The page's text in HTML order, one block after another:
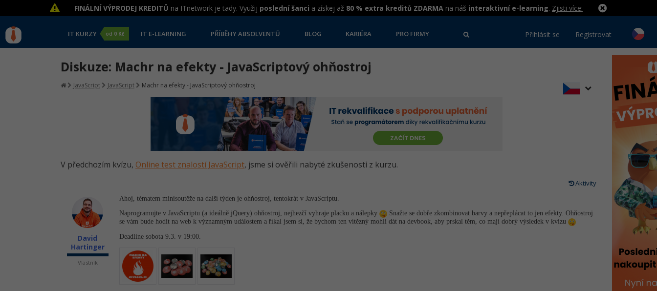
FINÁLNÍ VÝPRODEJ KREDITŮ na ITnetwork je tady. Využij poslední šanci a získej až 80 % extra kreditů ZDARMA na náš interaktivní e-learning. Zjisti více:
IT KURZY od 0 Kč IT E-LEARNING PŘÍBĚHY ABSOLVENTŮ BLOG KARIÉRA PRO FIRMY Přihlásit se Registrovat
Diskuze: Machr na efekty - JavaScriptový ohňostroj
JavaScript JavaScript Machr na efekty - JavaScriptový ohňostroj
V předchozím kvízu, Online test znalostí JavaScript, jsme si ověřili nabyté zkušenosti z kurzu.
Aktivity
David
Hartinger
Vlastník
Ahoj, tématem minisoutěže na další týden je ohňostroj, tentokrát v JavaScriptu.
Naprogramujte v JavaScriptu (a ideálně jQuery) ohňostroj, nejhezčí vyhraje placku a nálepky
Snažte se dobře zkombinovat barvy a nepřeplácat to jen efekty. Ohňostroj
se vám bude hodit na web k významným událostem a říkal jsem si, že bychom ten vítězný mohli dát na devbook, aby prskal těm, co mají dobrý výsledek v kvízu
Deadline sobota 9.3. v 19:00.